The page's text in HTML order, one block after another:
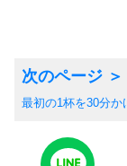
最初の1杯を30分か